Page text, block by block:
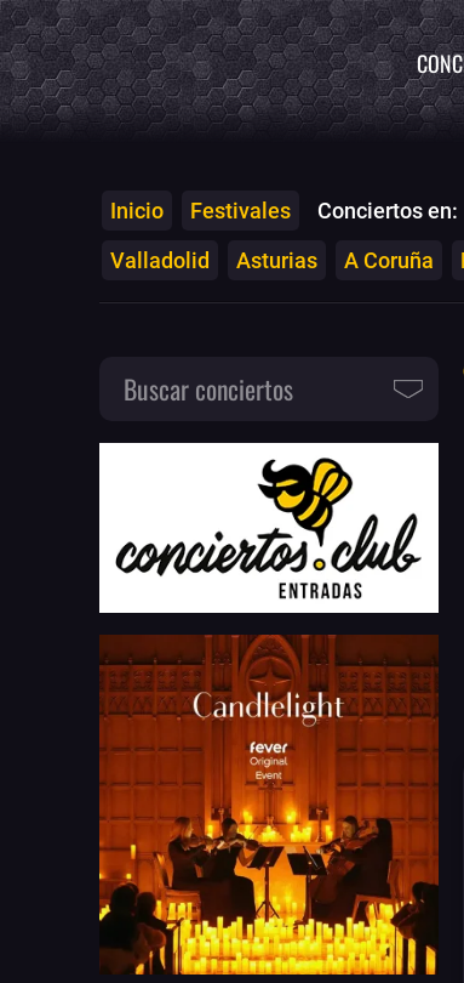
Inicio Festivales Conciertos en:
Valladolid
Asturias A Coruña
Buscar conciertos